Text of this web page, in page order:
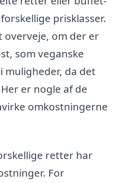
prisklasser.
om der er
som veganske
da det
er nogle af de
omkostningerne
retter har
For